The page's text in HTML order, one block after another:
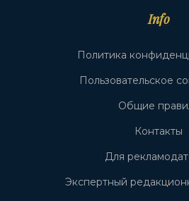
Info
Политика
Пользовательское
Общие
Контакты
Для
Экспертный